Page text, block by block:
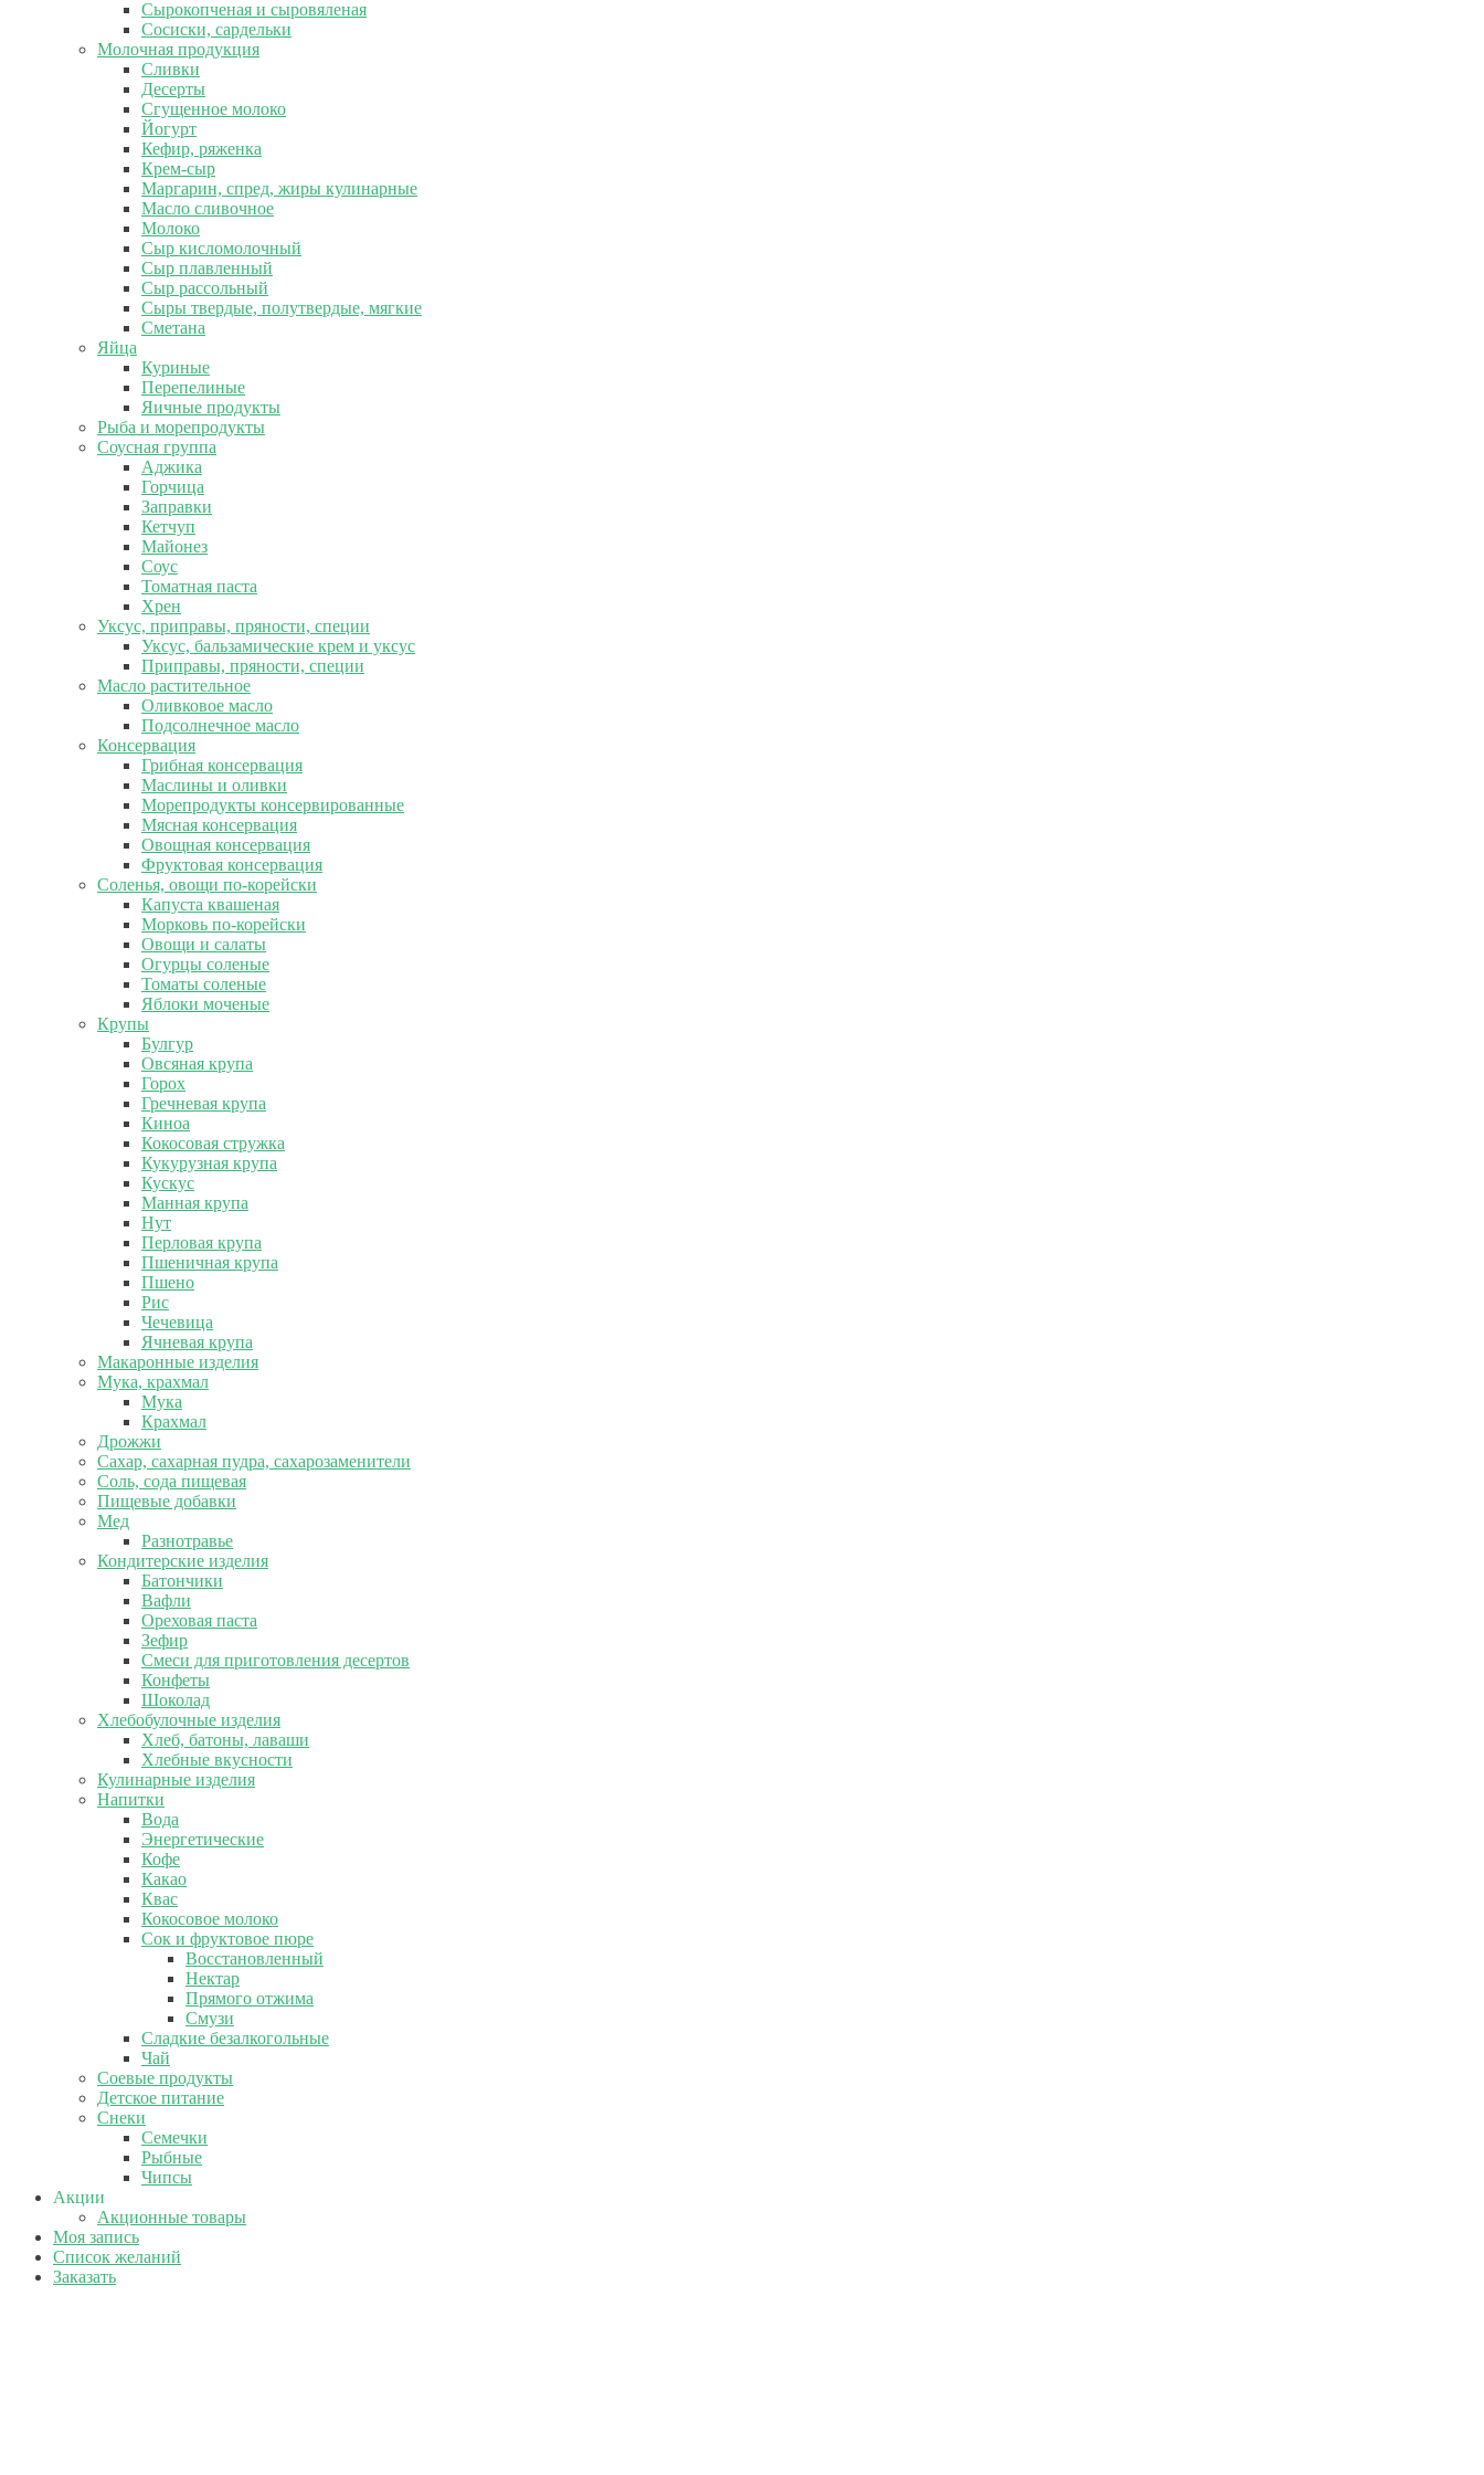
Сырокопченая и сыровяленая
Сосиски, сардельки
Молочная продукция
Сливки
Десерты
Сгущенное молоко
Йогурт
Кефир, ряженка
Крем-сыр
Маргарин, спред, жиры кулинарные
Масло сливочное
Молоко
Сыр кисломолочный
Сыр плавленный
Сыр рассольный
Сыры твердые, полутвердые, мягкие
Сметана
Яйца
Куриные
Перепелиные
Яичные продукты
Рыба и морепродукты
Соусная группа
Аджика
Горчица
Заправки
Кетчуп
Майонез
Соус
Томатная паста
Хрен
Уксус, приправы, пряности, специи
Уксус, бальзамические крем и уксус
Приправы, пряности, специи
Масло растительное
Оливковое масло
Подсолнечное масло
Консервация
Грибная консервация
Маслины и оливки
Морепродукты консервированные
Мясная консервация
Овощная консервация
Фруктовая консервация
Соленья, овощи по-корейски
Капуста квашеная
Морковь по-корейски
Овощи и салаты
Огурцы соленые
Томаты соленые
Яблоки моченые
Крупы
Булгур
Овсяная крупа
Горох
Гречневая крупа
Киноа
Кокосовая стружка
Кукурузная крупа
Кускус
Манная крупа
Нут
Перловая крупа
Пшеничная крупа
Пшено
Рис
Чечевица
Ячневая крупа
Макаронные изделия
Мука, крахмал
Мука
Крахмал
Дрожжи
Сахар, сахарная пудра, сахарозаменители
Соль, сода пищевая
Пищевые добавки
Мед
Разнотравье
Кондитерские изделия
Батончики
Вафли
Ореховая паста
Зефир
Смеси для приготовления десертов
Конфеты
Шоколад
Хлебобулочные изделия
Хлеб, батоны, лаваши
Хлебные вкусности
Кулинарные изделия
Напитки
Вода
Энергетические
Кофе
Какао
Квас
Кокосовое молоко
Сок и фруктовое пюре
Восстановленный
Нектар
Прямого отжима
Смузи
Сладкие безалкогольные
Чай
Соевые продукты
Детское питание
Снеки
Семечки
Рыбные
Чипсы
Акции
Акционные товары
Моя запись
Список желаний
Заказать